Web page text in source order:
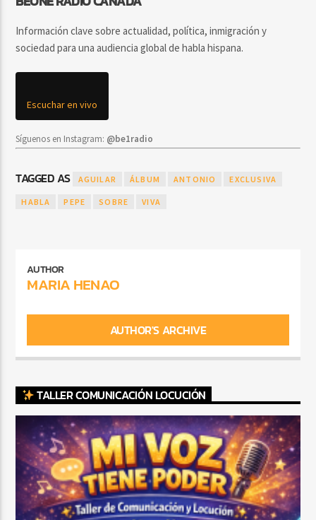
Información clave sobre actualidad, política, inmigración y
sociedad para una audiencia global de habla hispana.
Escuchar en vivo
Síguenos en Instagram: @be1radio
TAGGED AS AGUILAR ÁLBUM ANTONIO EXCLUSIVA
HABLA PEPE SOBRE VIVA
AUTHOR
MARIA HENAO
AUTHOR'S ARCHIVE
TALLER COMUNICACIÓN LOCUCIÓN